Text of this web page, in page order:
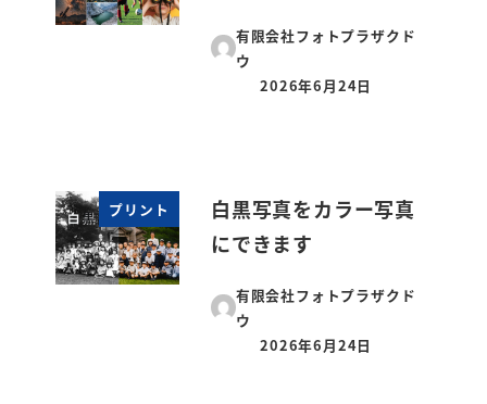
有限会社フォトプラザクド
ウ
投稿日
2026年6月24日
プリント
白黒写真をカラー写真
にできます
有限会社フォトプラザクド
ウ
投稿日
2026年6月24日